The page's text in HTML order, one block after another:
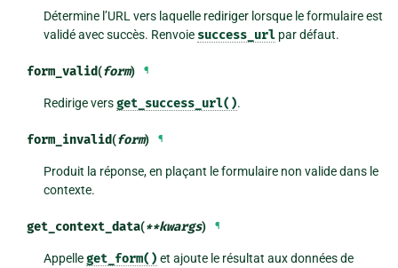
Détermine l’URL vers laquelle rediriger lorsque le formulaire est
validé avec succès. Renvoie success_url par défaut.
form_valid(form) ¶
Redirige versget_success_url().
form_invalid(form) ¶
Produit la réponse, en plaçant le formulaire non valide dans le
contexte.
get_context_data(**kwargs) ¶
Appelleget_form() et ajoute le résultat aux données de